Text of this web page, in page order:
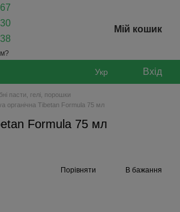
Мій кошик
Укр Вхід
пасти, гелі, порошки
органічна Tibetan Formula 75 мл
Formula 75 мл
Порівняти В бажання